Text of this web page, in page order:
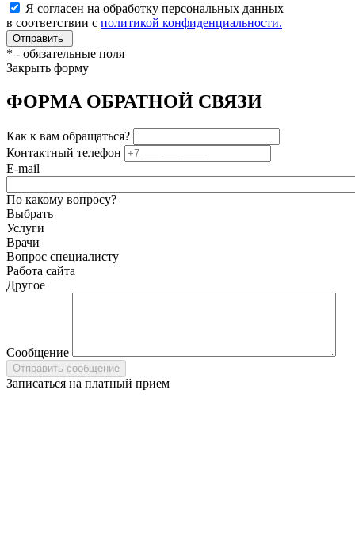
Я согласен на обработку персональных данных
в соответствии с политикой конфиденциальности.
* - обязательные поля
Закрыть форму
ФОРМА ОБРАТНОЙ СВЯЗИ
Как к вам обращаться?
Контактный телефон
E-mail
По какому вопросу?
Выбрать
Услуги
Врачи
Вопрос специалисту
Работа сайта
Другое
Сообщение
Записаться на платный прием